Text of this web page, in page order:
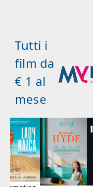
Tutti i
film da
€ 1 al
mese